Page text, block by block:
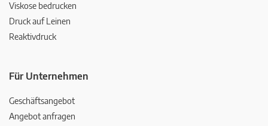
Viskose bedrucken
Druck auf Leinen
Reaktivdruck
Für Unternehmen
Geschäftsangebot
Angebot anfragen